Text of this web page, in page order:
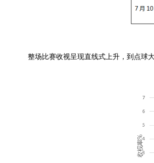
整场比赛收视呈现直线式上升，到点球大